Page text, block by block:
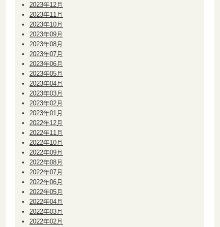
2023年12月
2023年11月
2023年10月
2023年09月
2023年08月
2023年07月
2023年06月
2023年05月
2023年04月
2023年03月
2023年02月
2023年01月
2022年12月
2022年11月
2022年10月
2022年09月
2022年08月
2022年07月
2022年06月
2022年05月
2022年04月
2022年03月
2022年02月